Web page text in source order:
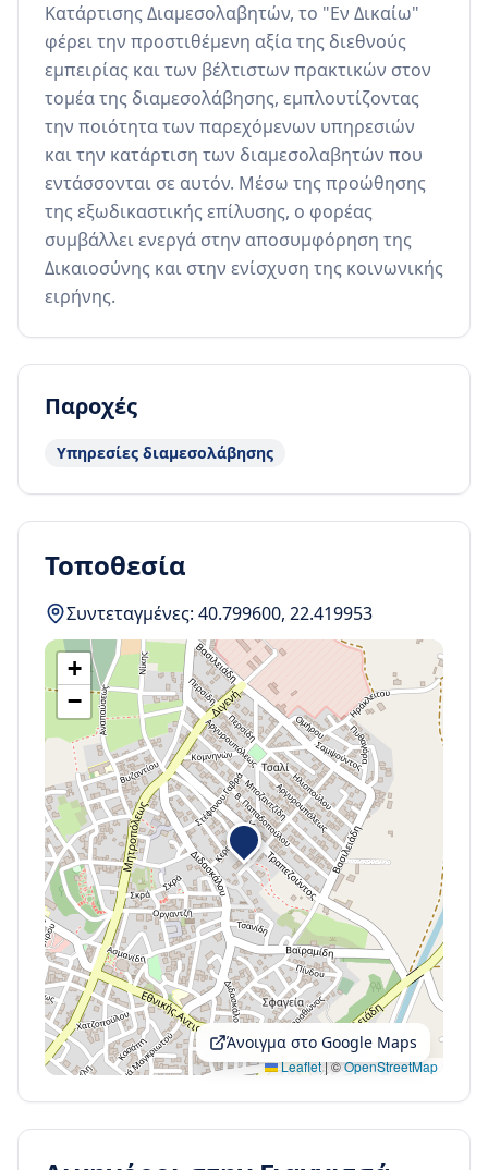
Κατάρτισης Διαμεσολαβητών, το "Εν Δικαίω"
φέρει την προστιθέμενη αξία της διεθνούς
εμπειρίας και των βέλτιστων πρακτικών στον
τομέα της διαμεσολάβησης, εμπλουτίζοντας
την ποιότητα των παρεχόμενων υπηρεσιών
και την κατάρτιση των διαμεσολαβητών που
εντάσσονται σε αυτόν. Μέσω της προώθησης
της εξωδικαστικής επίλυσης, ο φορέας
συμβάλλει ενεργά στην αποσυμφόρηση της
Δικαιοσύνης και στην ενίσχυση της κοινωνικής
ειρήνης.
Παροχές
Υπηρεσίες διαμεσολάβησης
Τοποθεσία
Συντεταγμένες: 40.799600, 22.419953
+
−
Leaflet|©OpenStreetMap
Άνοιγμα στο Google Maps